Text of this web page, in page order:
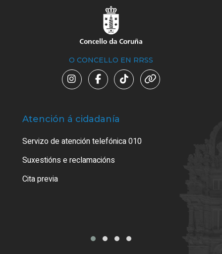
O CONCELLO EN RRSS
Atención á cidadanía
Servizo de atención telefónica 010
Suxestións e reclamacións
Cita previa